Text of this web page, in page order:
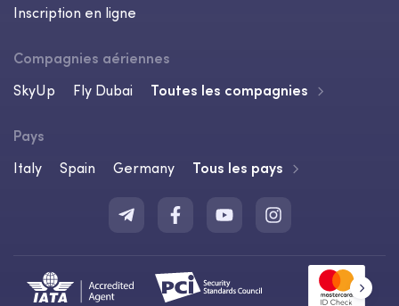
Inscription en ligne
Compagnies aériennes
SkyUp
Fly Dubai Toutes les compagnies
Pays
Italy
Spain Germany Tous les pays